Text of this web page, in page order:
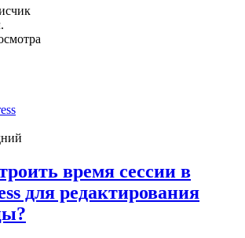
время сессии в
для редактирования